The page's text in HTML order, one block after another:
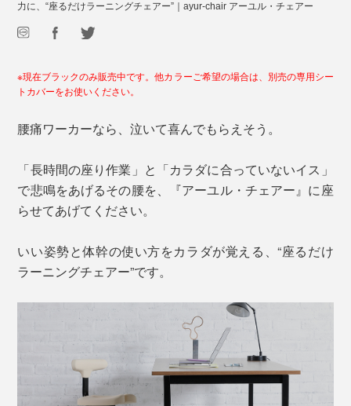
力に、“座るだけラーニングチェアー”｜ayur-chair アーユル・チェアー
※現在ブラックのみ販売中です。他カラーご希望の場合は、別売の専用シー
トカバーをお使いください。
腰痛ワーカーなら、泣いて喜んでもらえそう。
「長時間の座り作業」と「カラダに合っていないイス」
で悲鳴をあげるその腰を、『アーユル・チェアー』に座
らせてあげてください。
いい姿勢と体幹の使い方をカラダが覚える、“座るだけ
ラーニングチェアー”です。